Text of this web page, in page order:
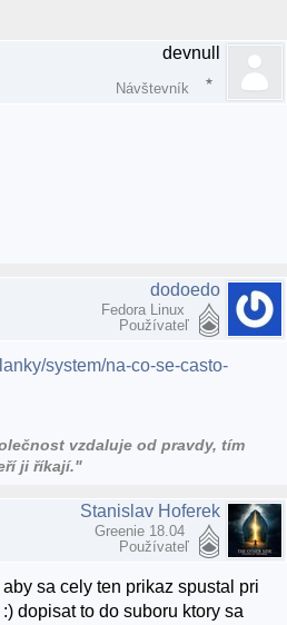
devnull
Návštevník
dodoedo
Fedora Linux
Používateľ
system/na-co-se-casto-
vzdaluje od pravdy, tím
ji říkají."
Stanislav Hoferek
Greenie 18.04
Používateľ
sa cely ten prikaz spustal pri
dopisat to do suboru ktory sa